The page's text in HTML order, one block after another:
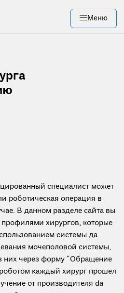
Меню
специалист может
роботическая операция в
В данном разделе сайта вы
хирургов, которые
системы да
мочеполовой системы,
них через форму “Обращение
каждый хирург прошел
от производителя da